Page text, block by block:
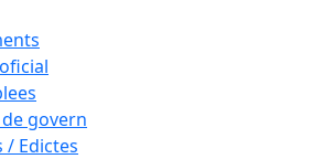
govern
/ Edictes